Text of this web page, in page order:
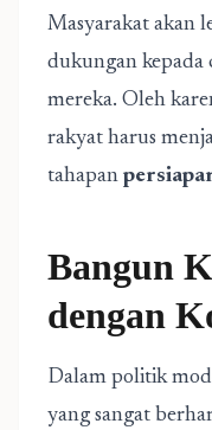
Masyarakat akan
dukungan kepada
mereka. Oleh
rakyat harus
tahapan
Bangun
dengan
Dalam politik
yang sangat